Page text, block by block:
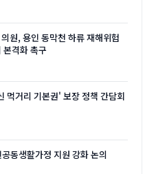
원, 용인 동막천 하류 재해위험
본격화 촉구
먹거리 기본권' 보장 정책 간담회
동생활가정 지원 강화 논의